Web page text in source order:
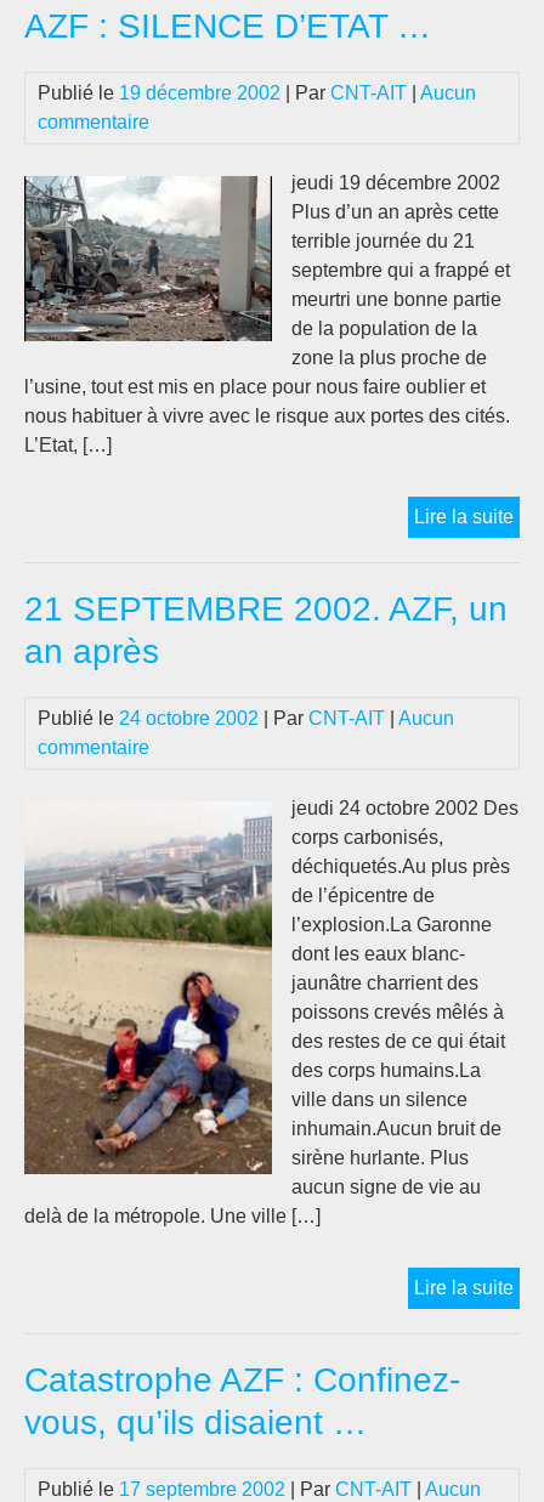
AZF : SILENCE D’ETAT …
Publié le 19 décembre 2002 | Par CNT-AIT
Aucun
commentaire
jeudi 19 décembre 2002
Plus d’un an après cette
terrible journée du 21
septembre qui a frappé et
meurtri une bonne partie
de la population de la
zone la plus proche de
l’usine, tout est mis en place pour nous faire oublier et
nous habituer à vivre avec le risque aux portes des cités.
L’Etat, […]
Lire la suite
:
21 SEPTEMBRE 2002. AZF, un
an après
Publié le 24 octobre 2002 | Par CNT-AIT
Aucun
commentaire
jeudi 24 octobre 2002 Des
corps carbonisés,
déchiquetés.Au plus près
de l’épicentre de
l’explosion.La Garonne
dont les eaux blanc-
jaunâtre charrient des
poissons crevés mêlés à
des restes de ce qui était
des corps humains.La
ville dans un silence
inhumain.Aucun bruit de
sirène hurlante. Plus
aucun signe de vie au
delà de la métropole. Une ville […]
Lire la suite21
Catastrophe AZF : Confinez-
vous, qu’ils disaient …
Publié le 17 septembre 2002 | Par CNT-AIT
Aucun